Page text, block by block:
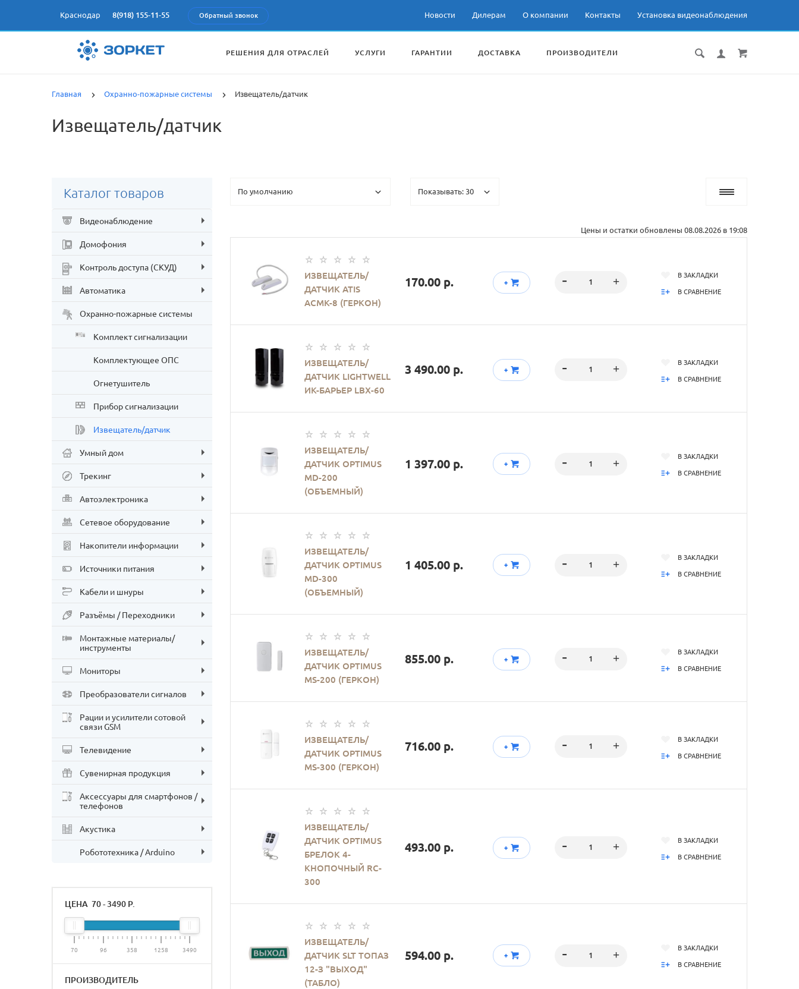
Краснодар 8(918) 155-11-55 Обратный звонок Новости Дилерам О компании Контакты Установка видеонаблюдения
РЕШЕНИЯ ДЛЯ ОТРАСЛЕЙ УСЛУГИ ГАРАНТИИ ДОСТАВКА ПРОИЗВОДИТЕЛИ
Главная Охранно-пожарные системы Извещатель/датчик
Извещатель/датчик
Каталог товаров
Видеонаблюдение
Домофония
Контроль доступа (СКУД)
Автоматика
Охранно-пожарные системы
Комплект сигнализации
Комплектующее ОПС
Огнетушитель
Прибор сигнализации
Извещатель/датчик
Умный дом
Трекинг
Автоэлектроника
Сетевое оборудование
Накопители информации
Источники питания
Кабели и шнуры
Разъёмы / Переходники
Монтажные материалы/
инструменты
Мониторы
Преобразователи сигналов
Рации и усилители сотовой
связи GSM
Телевидение
Сувенирная продукция
Аксессуары для смартфонов /
телефонов
Акустика
Робототехника / Arduino
ЦЕНА 70-3490 Р.
70 96 358 1258 3490
ПРОИЗВОДИТЕЛЬ
Цены и остатки обновлены 08.08.2026 в 19:08
ИЗВЕЩАТЕЛЬ/
ДАТЧИК ATIS
АСМК-8 (ГЕРКОН)
170.00 р. +
В ЗАКЛАДКИ
В СРАВНЕНИЕ
ИЗВЕЩАТЕЛЬ/
ДАТЧИК LIGHTWELL
ИК-БАРЬЕР LBX-60
3 490.00 р. +
В ЗАКЛАДКИ
В СРАВНЕНИЕ
ИЗВЕЩАТЕЛЬ/
ДАТЧИК OPTIMUS
MD-200
(ОБЪЕМНЫЙ)
1 397.00 р. +
В ЗАКЛАДКИ
В СРАВНЕНИЕ
ИЗВЕЩАТЕЛЬ/
ДАТЧИК OPTIMUS
MD-300
(ОБЪЕМНЫЙ)
1 405.00 р. +
В ЗАКЛАДКИ
В СРАВНЕНИЕ
ИЗВЕЩАТЕЛЬ/
ДАТЧИК OPTIMUS
MS-200 (ГЕРКОН)
855.00 р. +
В ЗАКЛАДКИ
В СРАВНЕНИЕ
ИЗВЕЩАТЕЛЬ/
ДАТЧИК OPTIMUS
MS-300 (ГЕРКОН)
716.00 р. +
В ЗАКЛАДКИ
В СРАВНЕНИЕ
ИЗВЕЩАТЕЛЬ/
ДАТЧИК OPTIMUS
БРЕЛОК 4-
КНОПОЧНЫЙ RC-
300
493.00 р. +
В ЗАКЛАДКИ
В СРАВНЕНИЕ
ИЗВЕЩАТЕЛЬ/
ДАТЧИК SLT ТОПАЗ
12-З "ВЫХОД"
(ТАБЛО)
594.00 р. +
В ЗАКЛАДКИ
В СРАВНЕНИЕ